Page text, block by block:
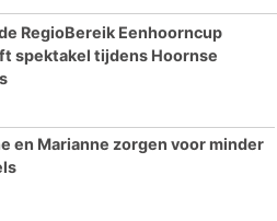
RegioBereik Eenhoorncup
spektakel tijdens Hoornse
en Marianne zorgen voor minder